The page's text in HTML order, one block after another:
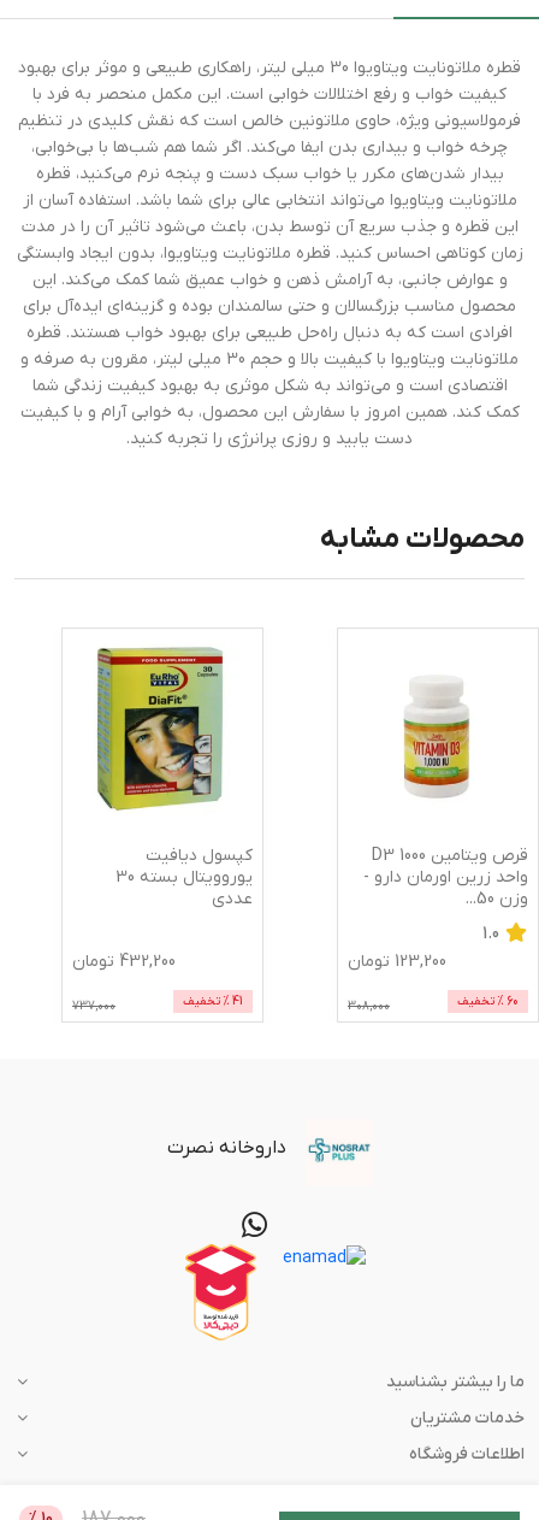
قطره ملاتونایت ویتاویوا 30 میلی لیتر، راهکاری طبیعی و موثر برای بهبود
کیفیت خواب و رفع اختلالات خوابی است. این مکمل منحصر به فرد با
فرمولاسیونی ویژه، حاوی ملاتونین خالص است که نقش کلیدی در تنظیم
چرخه خواب و بیداری بدن ایفا می‌کند. اگر شما هم شب‌ها با بی‌خوابی،
بیدار شدن‌های مکرر یا خواب سبک دست و پنجه نرم می‌کنید، قطره
ملاتونایت ویتاویوا می‌تواند انتخابی عالی برای شما باشد. استفاده آسان از
این قطره و جذب سریع آن توسط بدن، باعث می‌شود تاثیر آن را در مدت
زمان کوتاهی احساس کنید. قطره ملاتونایت ویتاویوا، بدون ایجاد وابستگی
و عوارض جانبی، به آرامش ذهن و خواب عمیق شما کمک می‌کند. این
محصول مناسب بزرگسالان و حتی سالمندان بوده و گزینه‌ای ایده‌آل برای
افرادی است که به دنبال راه‌حل طبیعی برای بهبود خواب هستند. قطره
ملاتونایت ویتاویوا با کیفیت بالا و حجم 30 میلی لیتر، مقرون به صرفه و
اقتصادی است و می‌تواند به شکل موثری به بهبود کیفیت زندگی شما
کمک کند. همین امروز با سفارش این محصول، به خوابی آرام و با کیفیت
دست یابید و روزی پرانرژی را تجربه کنید.
محصولات مشابه
قرص ویتامین D3 1000
واحد زرین اورمان دارو -
وزن 50
...
1.0
123,200 تومان
60 % تخفیف 308,000
کپسول دیافیت
یوروویتال بسته 30
عددی
432,200 تومان
41 % تخفیف 737,000
داروخانه نصرت
ما را بیشتر بشناسید
خدمات مشتریان
اطلاعات فروشگاه